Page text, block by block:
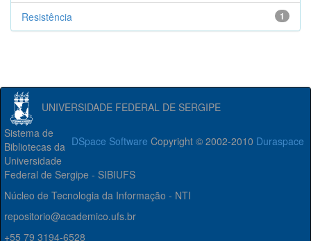
1
Resistência
UNIVERSIDADE FEDERAL DE SERGIPE
DSpace Software Copyright © 2002-2010 Duraspace
Sistema de
Bibliotecas da
Universidade
Federal de Sergipe - SIBIUFS
Núcleo de Tecnologia da Informação - NTI
repositorio@academico.ufs.br
+55 79 3194-6528